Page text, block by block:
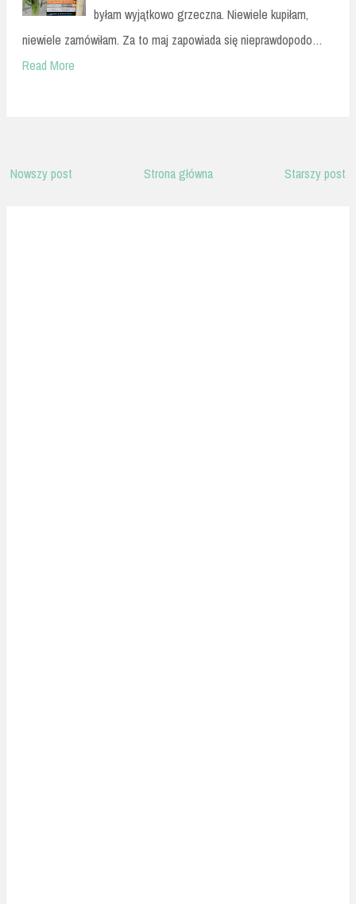
byłam wyjątkowo grzeczna. Niewiele kupiłam,
niewiele zamówiłam. Za to maj zapowiada się nieprawdopodo…
Read More
Nowszy post Starszy post
Strona główna